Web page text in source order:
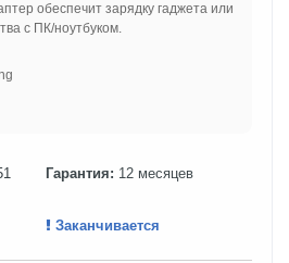
обеспечит зарядку гаджета или
с ПК/ноутбуком.
Гарантия: 12 месяцев
Заканчивается